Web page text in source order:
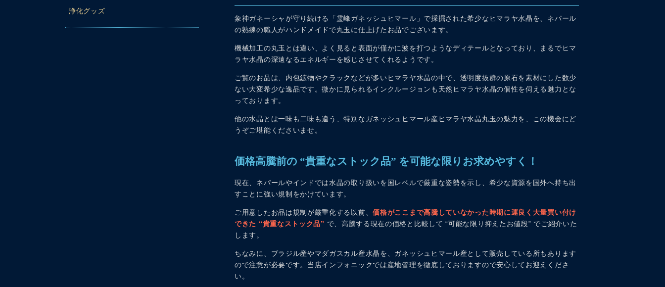
浄化グッズ
象神ガネーシャが守り続ける「霊峰ガネッシュヒマール」で採掘された希少なヒマラヤ水晶を、ネパール
の熟練の職人がハンドメイドで丸玉に仕上げたお品でございます。
機械加工の丸玉とは違い、よく見ると表面が僅かに波を打つようなディテールとなっており、まるでヒマ
ラヤ水晶の深遠なるエネルギーを感じさせてくれるようです。
ご覧のお品は、内包鉱物やクラックなどが多いヒマラヤ水晶の中で、透明度抜群の原石を素材にした数少
ない大変希少な逸品です。微かに見られるインクルージョンも天然ヒマラヤ水晶の個性を伺える魅力とな
っております。
他の水晶とは一味も二味も違う、特別なガネッシュヒマール産ヒマラヤ水晶丸玉の魅力を、この機会にど
うぞご堪能くださいませ。
価格高騰前の “貴重なストック品” を可能な限りお求めやすく！
現在、ネパールやインドでは水晶の取り扱いを国レベルで厳重な姿勢を示し、希少な資源を国外へ持ち出
すことに強い規制をかけています。
ご用意したお品は規制が厳重化する以前、価格がここまで高騰していなかった時期に運良く大量買い付け
できた “貴重なストック品” で、高騰する現在の価格と比較して “可能な限り抑えたお値段” でご紹介いた
します。
ちなみに、ブラジル産やマダガスカル産水晶を、ガネッシュヒマール産として販売している所もあります
ので注意が必要です。当店インフォニックでは産地管理を徹底しておりますので安心してお迎えくださ
い。